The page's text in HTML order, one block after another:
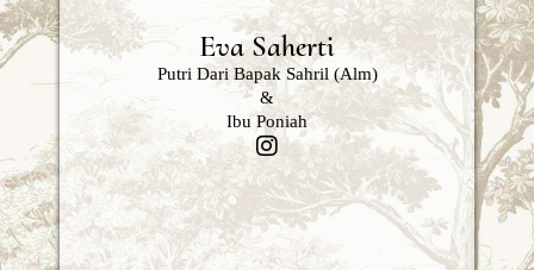
Eva Saherti
Putri Dari Bapak Sahril (alm)
&
Ibu Poniah